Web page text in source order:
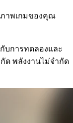
าพเกมของคุณ
บการทดลองและ
ด พลังงานไม่จำกัด